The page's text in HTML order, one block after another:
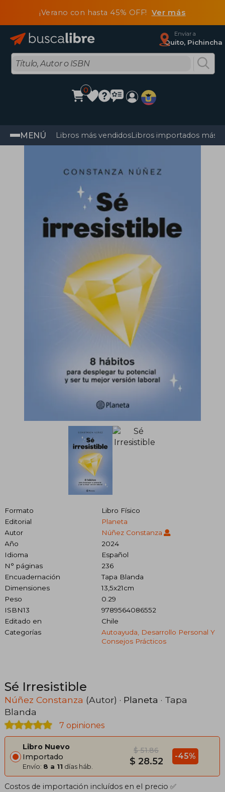
¡Verano con hasta 45% OFF! Ver más
Enviar a
Quito, Pichincha
0
MENÚ Libros más vendidosLibros importados más
Formato
Libro Físico
Editorial
Planeta
Autor
Núñez Constanza
Año
2024
Idioma
Español
N° páginas
236
Encuadernación
Tapa Blanda
Dimensiones
13,5x21cm
Peso
0.29
ISBN13
9789564086552
Editado en
Chile
Categorías
Autoayuda, Desarrollo Personal Y
Consejos Prácticos
Sé Irresistible
Núñez Constanza (Autor) · Planeta · Tapa
Blanda
7 opiniones
Libro Nuevo
Importado
Envío: 8 a 11 días háb.
$ 51.86
$ 28.52 -45%
Costos de importación incluídos en el precio ✅